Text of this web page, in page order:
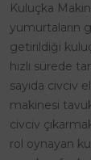
Kuluçka
yumurtaların
getirildiği
hızlı sürede
sayıda civciv
makinesi
civciv
rol oynayan